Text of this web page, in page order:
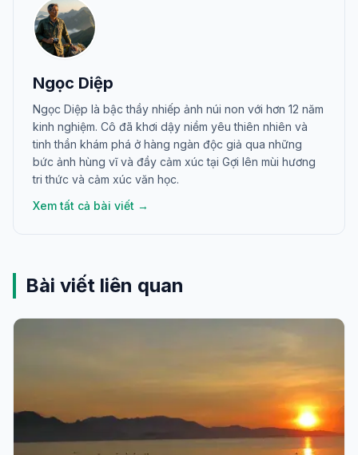
Ngọc Diệp
Ngọc Diệp là bậc thầy nhiếp ảnh núi non với hơn 12 năm
kinh nghiệm. Cô đã khơi dậy niềm yêu thiên nhiên và
tinh thần khám phá ở hàng ngàn độc giả qua những
bức ảnh hùng vĩ và đầy cảm xúc tại Gợi lên mùi hương
tri thức và cảm xúc văn học.
Xem tất cả bài viết →
Bài viết liên quan